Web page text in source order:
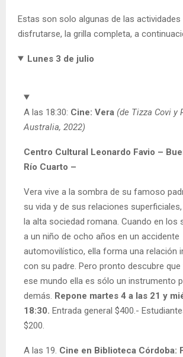
Estas son solo algunas de las actividades
disfrutarse, la grilla completa, a
Lunes 3 de julio
A las 18:30: Cine: Vera (de Tizza Covi y
Australia, 2022)
Centro Cultural Leonardo Favio –
Río Cuarto –
Vera vive a la sombra de su famoso
su vida y de sus relaciones
la alta sociedad romana. Cuando en los
a un niño de ocho años en un accidente
automovilístico, ella forma una relación
con su padre. Pero pronto descubre que
ese mundo ella es sólo un instrumento
demás. Repone martes 4 a las 21 y
18:30. Entrada general $400.-
$200.
A las 19. Cine en Biblioteca Córdoba: